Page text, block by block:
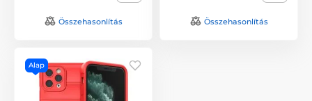
Összehasonlítás Összehasonlítás
Alap